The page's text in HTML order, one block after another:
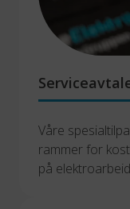
Våre
rammer for
på